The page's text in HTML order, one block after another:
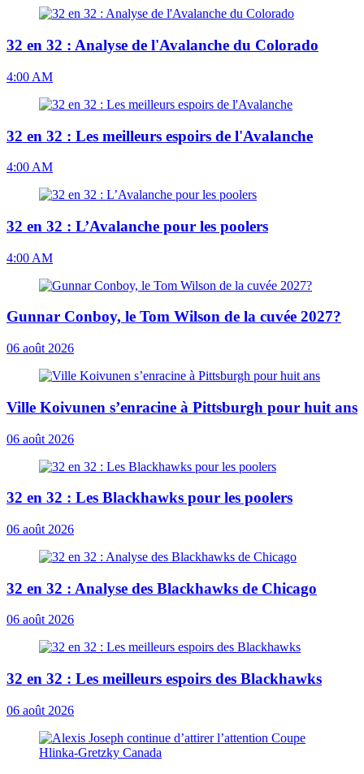
32 en 32 : Analyse de l'Avalanche du Colorado
4:00 AM
32 en 32 : Les meilleurs espoirs de l'Avalanche
4:00 AM
32 en 32 : L’Avalanche pour les poolers
4:00 AM
Gunnar Conboy, le Tom Wilson de la cuvée 2027?
06 août 2026
Ville Koivunen s’enracine à Pittsburgh pour huit ans
06 août 2026
32 en 32 : Les Blackhawks pour les poolers
06 août 2026
32 en 32 : Analyse des Blackhawks de Chicago
06 août 2026
32 en 32 : Les meilleurs espoirs des Blackhawks
06 août 2026